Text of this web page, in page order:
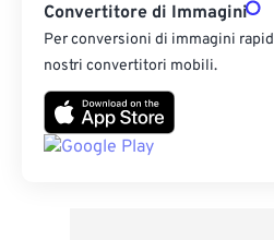
Convertitore di Immagini
Per conversioni di immagini
nostri convertitori mobili.